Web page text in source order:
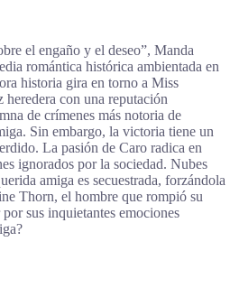
el engaño y el deseo”, Manda
romántica histórica ambientada en
historia gira en torno a Miss
con una reputación
de crímenes más notoria de
Sin embargo, la victoria tiene un
La pasión de Caro radica en
ignorados por la sociedad. Nubes
amiga es secuestrada, forzándola
Thorn, el hombre que rompió su
sus inquietantes emociones